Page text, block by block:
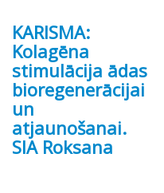
KARISMA:
Kolagēna
stimulācija ādas
bioregenerācijai
un
atjaunošanai.
SIA Roksana